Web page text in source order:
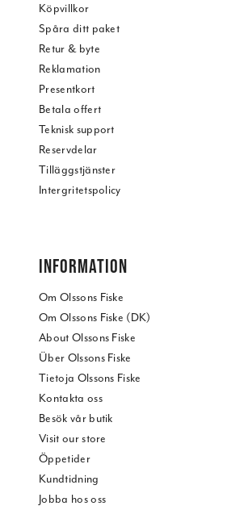
Köpvillkor
Spåra ditt paket
Retur & byte
Reklamation
Presentkort
Betala offert
Teknisk support
Reservdelar
Tilläggstjänster
Intergritetspolicy
INFORMATION
Om Olssons Fiske
Om Olssons Fiske (DK)
About Olssons Fiske
Über Olssons Fiske
Tietoja Olssons Fiske
Kontakta oss
Besök vår butik
Visit our store
Öppetider
Kundtidning
Jobba hos oss